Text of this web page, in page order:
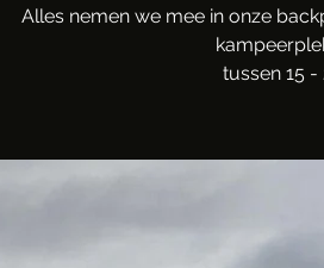
Alles nemen we mee in onze
tussen 15 -